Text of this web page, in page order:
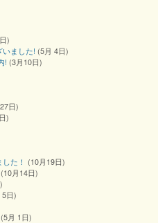
)
いました! (5月 4日)
! (3月10日)
日)
)
た！ (10月19日)
(10月14日)
5日)
(5月 1日)